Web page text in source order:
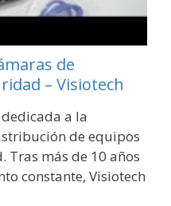
de
– Visiotech
a la
de equipos
Tras más de 10 años
constante, Visiotech